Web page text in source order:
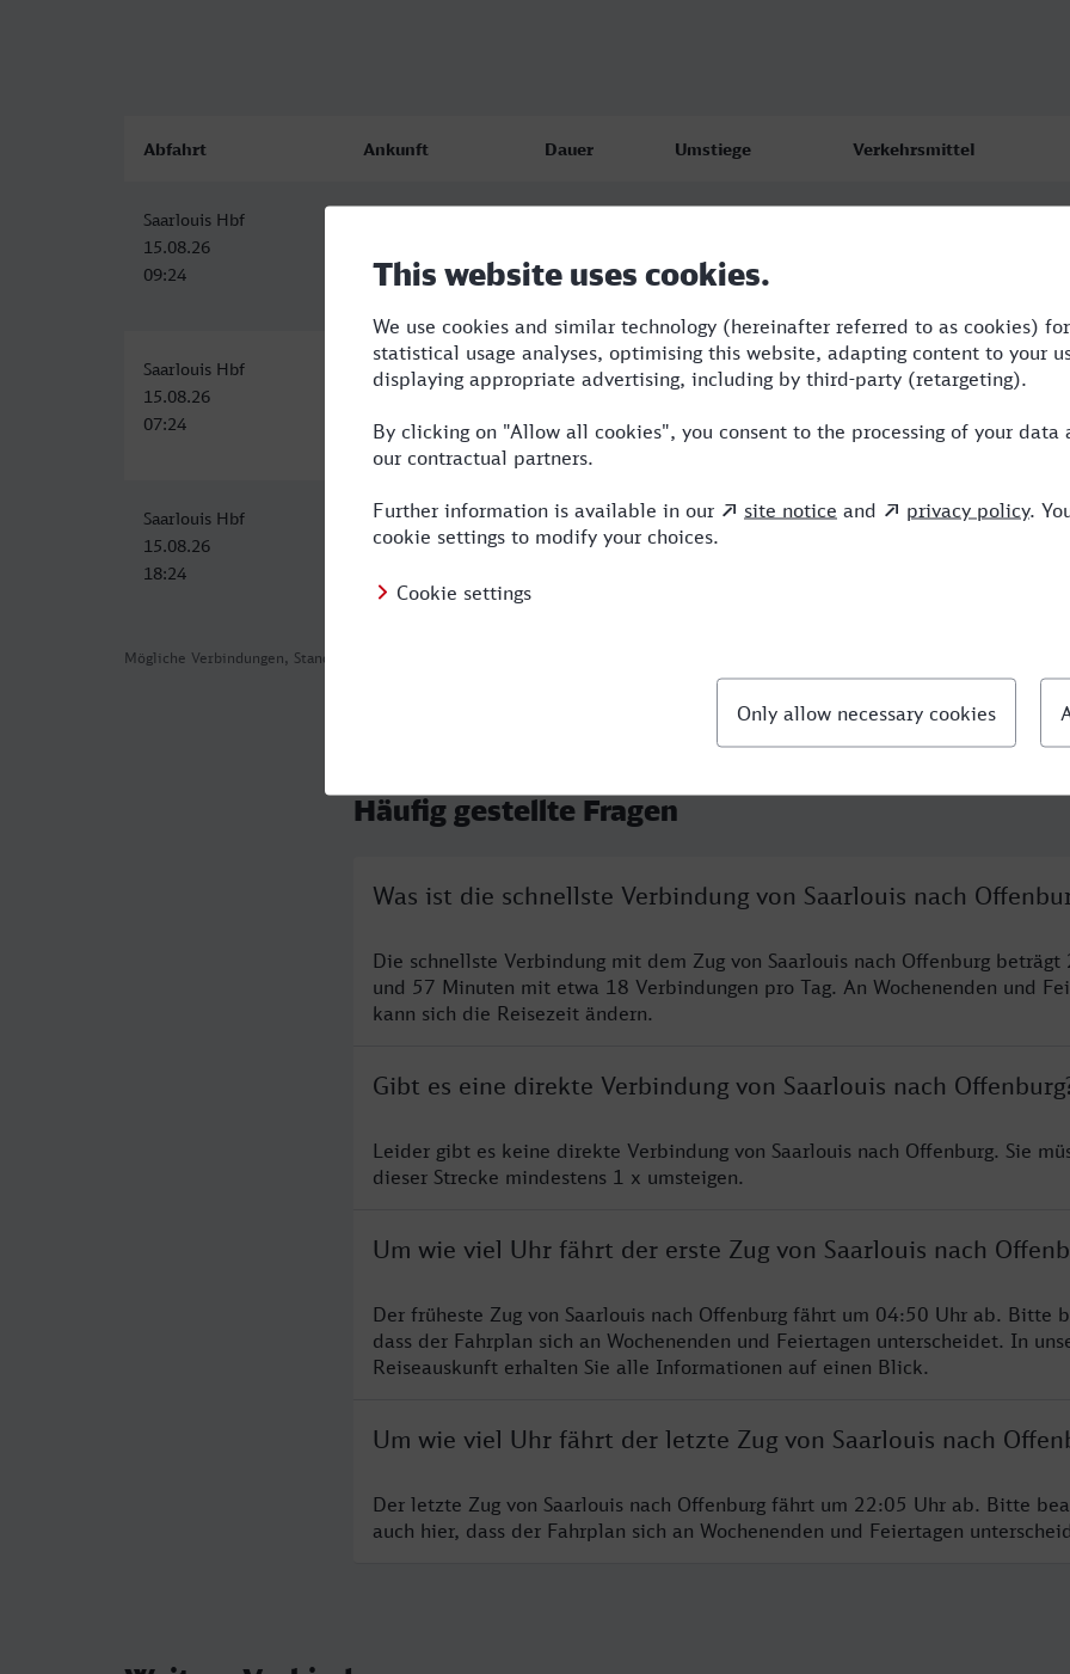
Mögliche Verbindungen, Stand: 2026-08-01 00:47
Abfahrt Ankunft Dauer Umstiege Verkehrsmittel
Saarlouis Hbf
15.08.26
09:24
12:21
Saarlouis Hbf
15.08.26
07:24
Offenburg
15.08.26
10:29
3:05 RE,ICE
Saarlouis Hbf
15.08.26
18:24
Offenburg
15.08.26
3:11 1 RE,ICE
Häufig gestellte Fragen
Was ist die schnellste Verbindung von Saarlouis nach
Die schnellste Verbindung mit dem Zug von Saarlouis nach Offenburg beträgt
und 57 Minuten mit etwa 18 Verbindungen pro Tag. An Wochenenden und
kann sich die Reisezeit ändern.
Gibt es eine direkte Verbindung von Saarlouis nach
Leider gibt es keine direkte Verbindung von Saarlouis nach Offenburg. Sie
dieser Strecke mindestens 1 x umsteigen.
Um wie viel Uhr fährt der erste Zug von Saarlouis nach
Der früheste Zug von Saarlouis nach Offenburg fährt um 04:50 Uhr ab. Bitte
dass der Fahrplan sich an Wochenenden und Feiertagen unterscheidet. In
Reiseauskunft erhalten Sie alle Informationen auf einen Blick.
Um wie viel Uhr fährt der letzte Zug von Saarlouis nach
Der letzte Zug von Saarlouis nach Offenburg fährt um 22:05 Uhr ab. Bitte
auch hier, dass der Fahrplan sich an Wochenenden und Feiertagen